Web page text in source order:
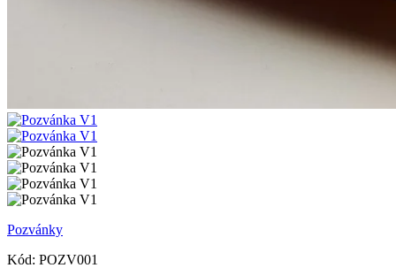
Pozvánky
Kód: POZV001